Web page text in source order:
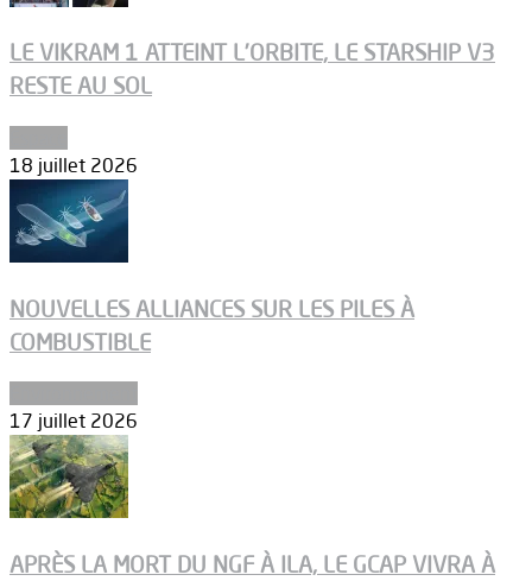
LE VIKRAM 1 ATTEINT L’ORBITE, LE STARSHIP V3
RESTE AU SOL
18 juillet 2026
NOUVELLES ALLIANCES SUR LES PILES À
COMBUSTIBLE
17 juillet 2026
APRÈS LA MORT DU NGF À ILA, LE GCAP VIVRA À